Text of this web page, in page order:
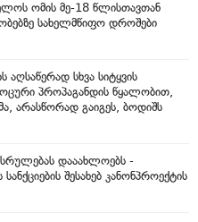
ომის მე-18 წლისთავთან
სახელმწიფო დროშები
აღსაწერად სხვა სიტყვის
პროპაგანდის წყალობით,
არასწორად გაიგეს, ბოდიშს
დააახლოებს -
შესახებ კანონპროექტის